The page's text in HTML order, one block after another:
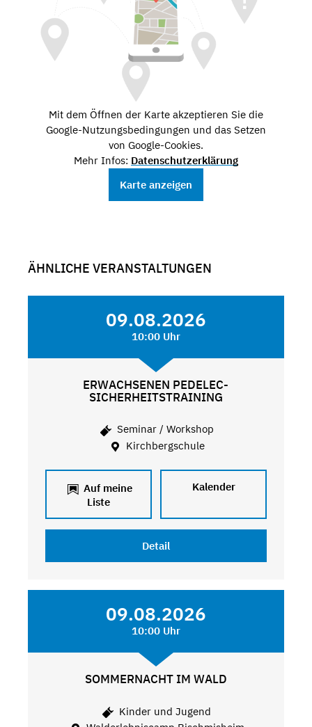
Mit dem Öffnen der Karte akzeptieren Sie die
Google-Nutzungsbedingungen und das Setzen
von Google-Cookies.
Mehr Infos: Datenschutzerklärung
Karte anzeigen
ÄHNLICHE VERANSTALTUNGEN
09.08.2026
10:00 Uhr
ERWACHSENEN PEDELEC-
SICHERHEITSTRAINING
Seminar / Workshop
Kirchbergschule
Auf meine
Liste
Kalender
Detail
09.08.2026
10:00 Uhr
SOMMERNACHT IM WALD
Kinder und Jugend